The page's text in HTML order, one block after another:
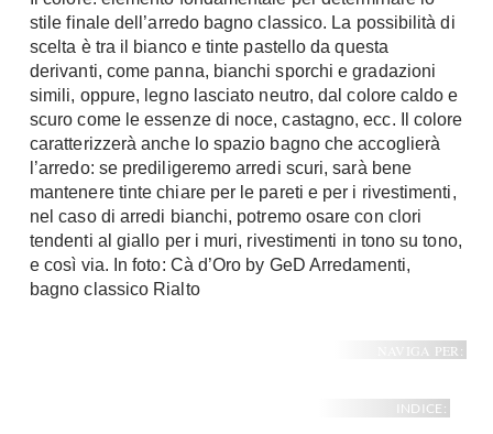
Materassi
Lattice
Memory Foam
Reti Letto
Cuscini
Consigli materassi
Bagno
Arredo Bagno
A Chiocciola
Scale Interni
Ringhiere
Rivestimenti
Ceramica
Cotto
Resina
Parquet
Carta da parati
stile finale dell’arredo bagno classico. La possibilità di
scelta è tra il bianco e tinte pastello da questa
derivanti, come panna, bianchi sporchi e gradazioni
simili, oppure, legno lasciato neutro, dal colore caldo e
scuro come le essenze di noce, castagno, ecc. Il colore
caratterizzerà anche lo spazio bagno che accoglierà
l’arredo: se prediligeremo arredi scuri, sarà bene
mantenere tinte chiare per le pareti e per i rivestimenti,
nel caso di arredi bianchi, potremo osare con clori
tendenti al giallo per i muri, rivestimenti in tono su tono,
e così via. In foto: Cà d’Oro by GeD Arredamenti,
bagno classico Rialto
NAVIGA PER:
INDICE: